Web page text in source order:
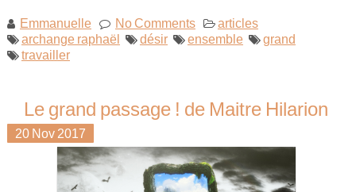
Emmanuelle No Comments
articles
archange raphaël
désir ensemble
grand
travailler
Le grand passage ! de Maitre Hilarion
20 Nov 2017